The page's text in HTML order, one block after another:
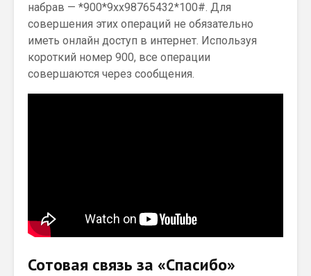
набрав — *900*9xx98765432*100#. Для
совершения этих операций не обязательно
иметь онлайн доступ в интернет. Используя
короткий номер 900, все операции
совершаются через сообщения.
Сотовая связь за «Спасибо»